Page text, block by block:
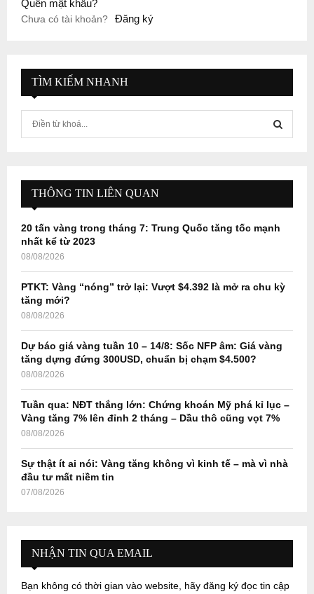
Quên mật khẩu?
Chưa có tài khoản? Đăng ký
TÌM KIẾM NHANH
f
r
E
A
H
THÔNG TIN LIÊN QUAN
20 tấn vàng trong tháng 7: Trung Quốc tăng tốc mạnh
nhất kể từ 2023
08/08/2026
PTKT: Vàng “nóng” trở lại: Vượt $4.392 là mở ra chu kỳ
tăng mới?
08/08/2026
Dự báo giá vàng tuần 10 – 14/8: Sốc NFP âm: Giá vàng
tăng dựng đứng 300USD, chuẩn bị chạm $4.500?
08/08/2026
Tuần qua: NĐT thắng lớn: Chứng khoán Mỹ phá kỉ lục –
Vàng tăng 7% lên đỉnh 2 tháng – Dầu thô cũng vọt 7%
08/08/2026
Sự thật ít ai nói: Vàng tăng không vì kinh tế – mà vì nhà
đầu tư mất niềm tin
07/08/2026
NHẬN TIN QUA EMAIL
Bạn không có thời gian vào website, hãy đăng ký đọc tin cập